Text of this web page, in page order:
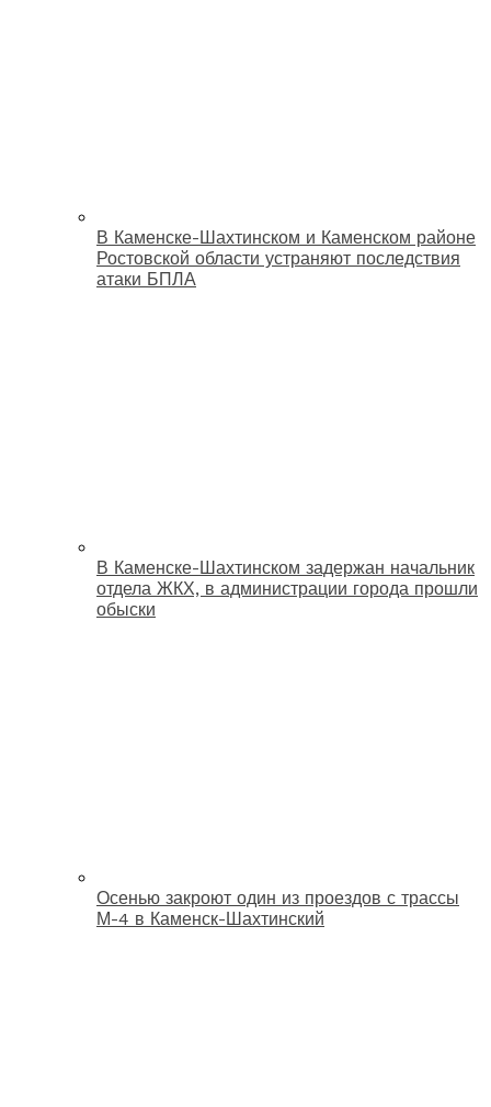
В Каменске-Шахтинском и Каменском районе
Ростовской области устраняют последствия
атаки БПЛА
В Каменске-Шахтинском задержан начальник
отдела ЖКХ, в администрации города прошли
обыски
Осенью закроют один из проездов с трассы
М-4 в Каменск-Шахтинский